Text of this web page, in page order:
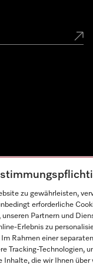
zu gewährleisten,
erforderliche
Partnern und
Erlebnis zu
Rahmen einer
Tracking-Technologien,
die wir Ihnen